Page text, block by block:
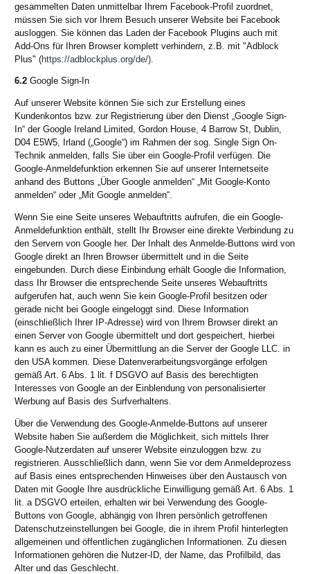
gesammelten Daten unmittelbar Ihrem Facebook-Profil zuordnet,
müssen Sie sich vor Ihrem Besuch unserer Website bei Facebook
ausloggen. Sie können das Laden der Facebook Plugins auch mit
Add-Ons für Ihren Browser komplett verhindern, z.B. mit "Adblock
Plus" (https://adblockplus.org/de/).
6.2 Google Sign-In
Auf unserer Website können Sie sich zur Erstellung eines
Kundenkontos bzw. zur Registrierung über den Dienst „Google Sign-
In“ der Google Ireland Limited, Gordon House, 4 Barrow St, Dublin,
D04 E5W5, Irland („Google“) im Rahmen der sog. Single Sign On-
Technik anmelden, falls Sie über ein Google-Profil verfügen. Die
Google-Anmeldefunktion erkennen Sie auf unserer Internetseite
anhand des Buttons „Über Google anmelden“ „Mit Google-Konto
anmelden“ oder „Mit Google anmelden“.
Wenn Sie eine Seite unseres Webauftritts aufrufen, die ein Google-
Anmeldefunktion enthält, stellt Ihr Browser eine direkte Verbindung zu
den Servern von Google her. Der Inhalt des Anmelde-Buttons wird von
Google direkt an Ihren Browser übermittelt und in die Seite
eingebunden. Durch diese Einbindung erhält Google die Information,
dass Ihr Browser die entsprechende Seite unseres Webauftritts
aufgerufen hat, auch wenn Sie kein Google-Profil besitzen oder
gerade nicht bei Google eingeloggt sind. Diese Information
(einschließlich Ihrer IP-Adresse) wird von Ihrem Browser direkt an
einen Server von Google übermittelt und dort gespeichert, hierbei
kann es auch zu einer Übermittlung an die Server der Google LLC. in
den USA kommen. Diese Datenverarbeitungsvorgänge erfolgen
gemäß Art. 6 Abs. 1 lit. f DSGVO auf Basis des berechtigten
Interesses von Google an der Einblendung von personalisierter
Werbung auf Basis des Surfverhaltens.
Über die Verwendung des Google-Anmelde-Buttons auf unserer
Website haben Sie außerdem die Möglichkeit, sich mittels Ihrer
Google-Nutzerdaten auf unserer Website einzuloggen bzw. zu
registrieren. Ausschließlich dann, wenn Sie vor dem Anmeldeprozess
auf Basis eines entsprechenden Hinweises über den Austausch von
Daten mit Google Ihre ausdrückliche Einwilligung gemäß Art. 6 Abs. 1
lit. a DSGVO erteilen, erhalten wir bei Verwendung des Google-
Buttons von Google, abhängig von Ihren persönlich getroffenen
Datenschutzeinstellungen bei Google, die in ihrem Profil hinterlegten
allgemeinen und öffentlichen zugänglichen Informationen. Zu diesen
Informationen gehören die Nutzer-ID, der Name, das Profilbild, das
Alter und das Geschlecht.